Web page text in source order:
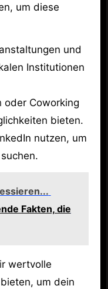
um diese
und
Institutionen
oder Coworking
bieten.
nutzen, um
Fakten, die
wertvolle
um dein